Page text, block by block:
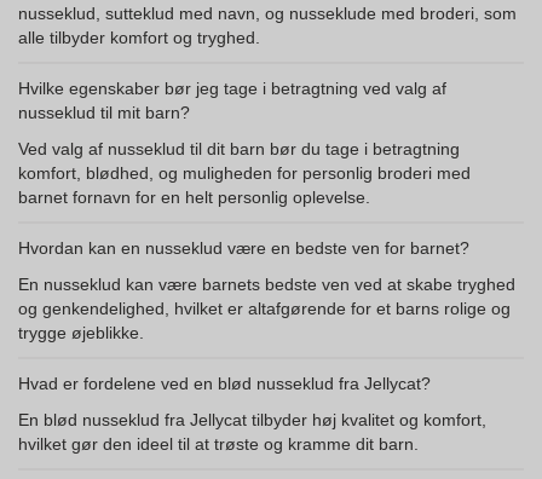
nusseklud, sutteklud med navn, og nusseklude med broderi, som
alle tilbyder komfort og tryghed.
Hvilke egenskaber bør jeg tage i betragtning ved valg af
nusseklud til mit barn?
Ved valg af nusseklud til dit barn bør du tage i betragtning
komfort, blødhed, og muligheden for personlig broderi med
barnet fornavn for en helt personlig oplevelse.
Hvordan kan en nusseklud være en bedste ven for barnet?
En nusseklud kan være barnets bedste ven ved at skabe tryghed
og genkendelighed, hvilket er altafgørende for et barns rolige og
trygge øjeblikke.
Hvad er fordelene ved en blød nusseklud fra Jellycat?
En blød nusseklud fra Jellycat tilbyder høj kvalitet og komfort,
hvilket gør den ideel til at trøste og kramme dit barn.